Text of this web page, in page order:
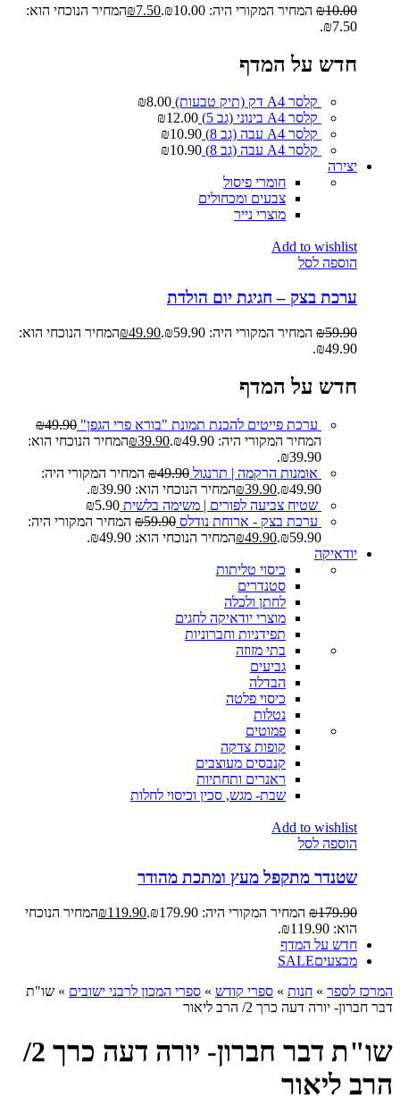
₪10.00 המחיר המקורי היה: ₪10.00. ₪7.50
המחיר הנוכחי הוא:
₪7.50.
חדש על המדף
קלסר A4 דק (תיק טבעות) ₪8.00
קלסר A4 בינוני (גב 5)
₪12.00
קלסר A4 עבה (גב 8)
₪10.90
קלסר A4 עבה (גב 8)
₪10.90
יצירה
חומרי פיסול
צבעים ומכחולים
מוצרי נייר
Add to wishlist
הוספה לסל
ערכת בצק – חגיגת יום הולדת
₪59.90 המחיר המקורי היה: ₪59.90. ₪49.90
המחיר הנוכחי הוא:
₪49.90.
חדש על המדף
ערכת פייטים להכנת תמונת "בורא פרי הגפן" ₪49.90
המחיר המקורי היה: ₪49.90.
₪39.90
המחיר הנוכחי הוא:
₪39.90.
אומנות הרקמה | תרנגול
₪49.90
המחיר המקורי היה:
₪49.90.
₪39.90
המחיר הנוכחי הוא: ₪39.90.
שטיח צביעה לפורים | משימה בלשית
₪5.90
ערכת בצק - ארוחת נודלס
₪59.90
המחיר המקורי היה:
₪59.90.
₪49.90
המחיר הנוכחי הוא: ₪49.90.
יודאיקה
כיסוי טליתות
סטנדרים
לחתן ולכלה
מוצרי יודאיקה לחגים
תפידניות וחברוניות
בתי מזוזה
גביעים
הבדלה
כיסוי פלטה
נטלות
פמוטים
קופות צדקה
קנבסים מעוצבים
ראנרים ותחתיות
שבת- מגש, סכין וכיסוי לחלות
Add to wishlist
הוספה לסל
שטנדר מתקפל מעץ ומתכת מהודר
₪179.90 המחיר המקורי היה: ₪179.90. ₪119.90
המחיר הנוכחי
הוא: ₪119.90.
חדש על המדף
מבצעיםSALE
המרכז לספר » חנות » ספרי קודש » ספרי המכון לרבני ישובים » שו"ת
דבר חברון- יורה דעה כרך 2/ הרב ליאור
שו"ת דבר חברון- יורה דעה כרך 2/
הרב ליאור